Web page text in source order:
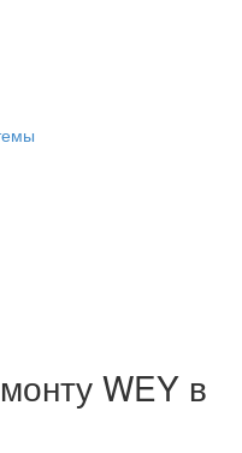
WEY в